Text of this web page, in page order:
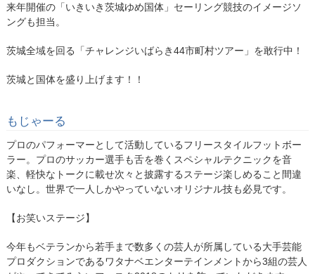
来年開催の「いきいき茨城ゆめ国体」セーリング競技のイメージソ
ングも担当。
茨城全域を回る「チャレンジいばらき44市町村ツアー」を敢行中！
茨城と国体を盛り上げます！！
もじゃーる
プロのパフォーマーとして活動しているフリースタイルフットボー
ラー。プロのサッカー選手も舌を巻くスペシャルテクニックを音
楽、軽快なトークに載せ次々と披露するステージ楽しめること間違
いなし。世界で一人しかやっていないオリジナル技も必見です。
【お笑いステージ】
今年もベテランから若手まで数多くの芸人が所属している大手芸能
プロダクションであるワタナベエンターテインメントから3組の芸人